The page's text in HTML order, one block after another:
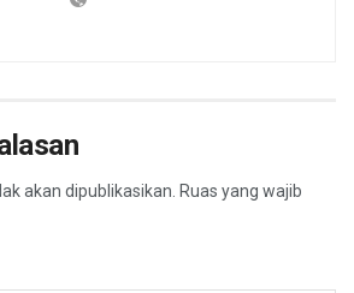
akan dipublikasikan. Ruas yang wajib